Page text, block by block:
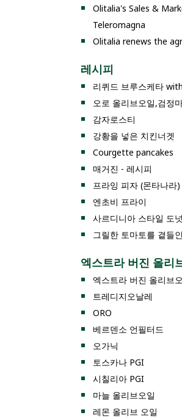
Olitalia's Sales &
Teleromagna
Olitalia renews the
레시피
리퀴드 브루스케타
오로 올리브오일,검정
감자로스티
강황을 넣은 치킨너겟
Courgette pancakes
매거진 - 레시피
프라잉 피자 (몬타나라)
엔초비 프라이
사르디니아 스타일 도
그릴한 토마토를 곁들
엑스트라 버진 올리
엑스트라 버진 올리브
트레디지오날레
ORO
베르덴소 언필터드
오가닉
토스카나 PGI
시칠리아 PGI
마늘 올리브오일
레몬 올리브 오일